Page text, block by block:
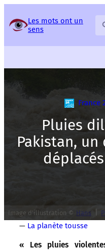
Les mots ont un
sens
France
Pluies
Pakistan,
Image d’illustration © Hans
— La planète tousse
« Les pluies
Panneau de gestion des